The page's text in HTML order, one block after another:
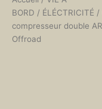
BORD / ÉLÉCTRICITÉ /
compresseur double
Offroad